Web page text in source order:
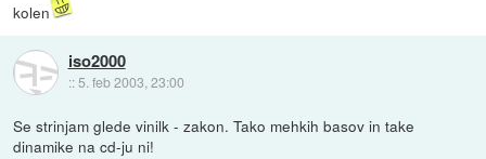
kolen
iso2000
:: 5. feb 2003, 23:00
Se strinjam glede vinilk - zakon. Tako mehkih basov in take
dinamike na cd-ju ni!